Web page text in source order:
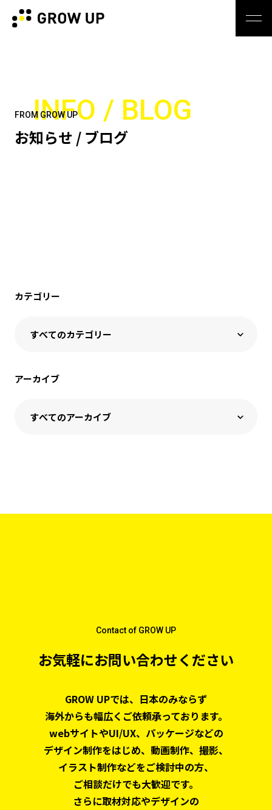
お知らせ / ブログ
FROM GROW UP
INFO / BLOG
カテゴリー
アーカイブ
お気軽にお問い合わせください
Contact of GROW UP
GROW UPでは、日本のみならず
海外からも幅広くご依頼承っております。
webサイトやUI/UX、パッケージなどの
デザイン制作をはじめ、 動画制作、撮影、
イラスト制作などをご検討中の方、
ご相談だけでも大歓迎です。
さらに取材対応やデザインの